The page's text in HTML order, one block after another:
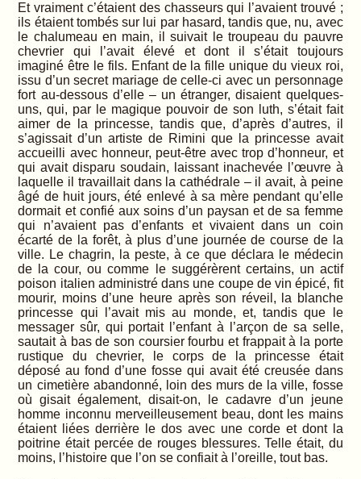
Et vraiment c’étaient des chasseurs qui l’avaient trouvé ;
ils étaient tombés sur lui par hasard, tandis que, nu, avec
le chalumeau en main, il suivait le troupeau du pauvre
chevrier qui l’avait élevé et dont il s’était toujours
imaginé être le fils. Enfant de la fille unique du vieux roi,
issu d’un secret mariage de celle-ci avec un personnage
fort au-dessous d’elle – un étranger, disaient quelques-
uns, qui, par le magique pouvoir de son luth, s’était fait
aimer de la princesse, tandis que, d’après d’autres, il
s’agissait d’un artiste de Rimini que la princesse avait
accueilli avec honneur, peut-être avec trop d’honneur, et
qui avait disparu soudain, laissant inachevée l’œuvre à
laquelle il travaillait dans la cathédrale – il avait, à peine
âgé de huit jours, été enlevé à sa mère pendant qu’elle
dormait et confié aux soins d’un paysan et de sa femme
qui n’avaient pas d’enfants et vivaient dans un coin
écarté de la forêt, à plus d’une journée de course de la
ville. Le chagrin, la peste, à ce que déclara le médecin
de la cour, ou comme le suggérèrent certains, un actif
poison italien administré dans une coupe de vin épicé, fit
mourir, moins d’une heure après son réveil, la blanche
princesse qui l’avait mis au monde, et, tandis que le
messager sûr, qui portait l’enfant à l’arçon de sa selle,
sautait à bas de son coursier fourbu et frappait à la porte
rustique du chevrier, le corps de la princesse était
déposé au fond d’une fosse qui avait été creusée dans
un cimetière abandonné, loin des murs de la ville, fosse
où gisait également, disait-on, le cadavre d’un jeune
homme inconnu merveilleusement beau, dont les mains
étaient liées derrière le dos avec une corde et dont la
poitrine était percée de rouges blessures. Telle était, du
moins, l’histoire que l’on se confiait à l’oreille, tout bas.